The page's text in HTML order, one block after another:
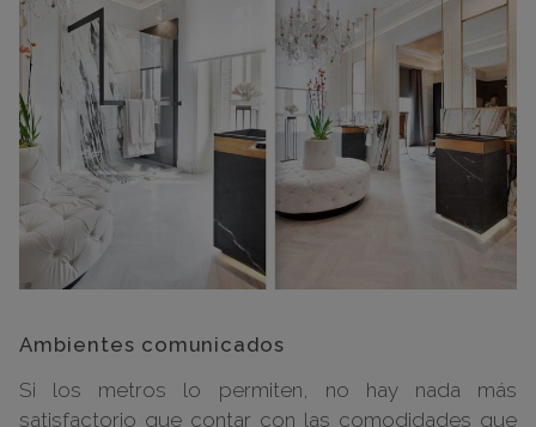
Ambientes comunicados
Si los metros lo permiten, no hay nada más
satisfactorio que contar con las comodidades que